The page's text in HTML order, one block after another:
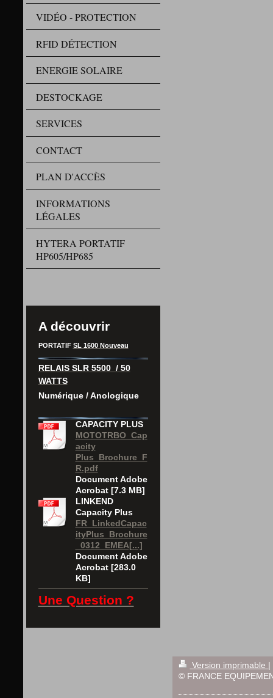
VIDÉO - PROTECTION
RFID DÉTECTION
ENERGIE SOLAIRE
DESTOCKAGE
SERVICES
CONTACT
PLAN D'ACCÈS
INFORMATIONS
LÉGALES
HYTERA PORTATIF
HP605/HP685
A découvrir
PORTATIF SL 1600 Nouveau
RELAIS SLR 5500 / 50
WATTS
Numérique / Anologique
CAPACITY PLUS
MOTOTRBO_Cap
acity
Plus_Brochure_F
R.pdf
Document Adobe
Acrobat [7.3 MB]
LINKEND
Capacity Plus
FR_LinkedCapac
ityPlus_Brochure
_0312_EMEA[...]
Document Adobe
Acrobat [283.0
KB]
Une Question ?
Version imprimable |
© FRANCE